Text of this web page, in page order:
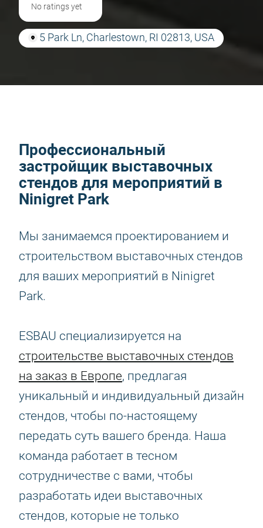
No ratings yet
5 Park Ln, Charlestown, RI 02813, USA
Профессиональный
застройщик выставочных
стендов для мероприятий в
Ninigret Park
Мы занимаемся проектированием и
строительством выставочных стендов
для ваших мероприятий в Ninigret
Park.
ESBAU специализируется на
строительстве выставочных стендов
на заказ в Европе, предлагая
уникальный и индивидуальный дизайн
стендов, чтобы по-настоящему
передать суть вашего бренда. Наша
команда работает в тесном
сотрудничестве с вами, чтобы
разработать идеи выставочных
стендов, которые не только